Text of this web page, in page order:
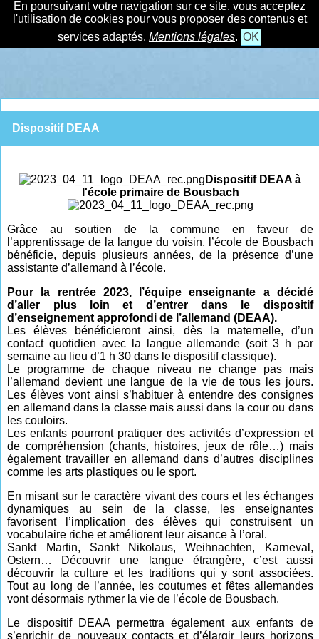
En poursuivant votre navigation sur ce site, vous acceptez
l'utilisation de cookies pour vous proposer des contenus et
services adaptés. Mentions légales. OK
Dispositif DEAA
Dispositif DEAA à
l'école primaire de Bousbach
Grâce au soutien de la commune en faveur de
l’apprentissage de la langue du voisin, l’école de Bousbach
bénéficie, depuis plusieurs années, de la présence d’une
assistante d’allemand à l’école.
Pour la rentrée 2023, l’équipe enseignante a décidé
d’aller plus loin et d’entrer dans le dispositif
d’enseignement approfondi de l’allemand (DEAA).
Les élèves bénéficieront ainsi, dès la maternelle, d’un
contact quotidien avec la langue allemande (soit 3 h par
semaine au lieu d’1 h 30 dans le dispositif classique).
Le programme de chaque niveau ne change pas mais
l’allemand devient une langue de la vie de tous les jours.
Les élèves vont ainsi s’habituer à entendre des consignes
en allemand dans la classe mais aussi dans la cour ou dans
les couloirs.
Les enfants pourront pratiquer des activités d’expression et
de compréhension (chants, histoires, jeux de rôle…) mais
également travailler en allemand dans d’autres disciplines
comme les arts plastiques ou le sport.
En misant sur le caractère vivant des cours et les échanges
dynamiques au sein de la classe, les enseignantes
favorisent l’implication des élèves qui construisent un
vocabulaire riche et améliorent leur aisance à l’oral.
Sankt Martin, Sankt Nikolaus, Weihnachten, Karneval,
Ostern… Découvrir une langue étrangère, c’est aussi
découvrir la culture et les traditions qui y sont associées.
Tout au long de l’année, les coutumes et fêtes allemandes
vont désormais rythmer la vie de l’école de Bousbach.
Le dispositif DEAA permettra également aux enfants de
s’enrichir de nouveaux contacts et d’élargir leurs horizons